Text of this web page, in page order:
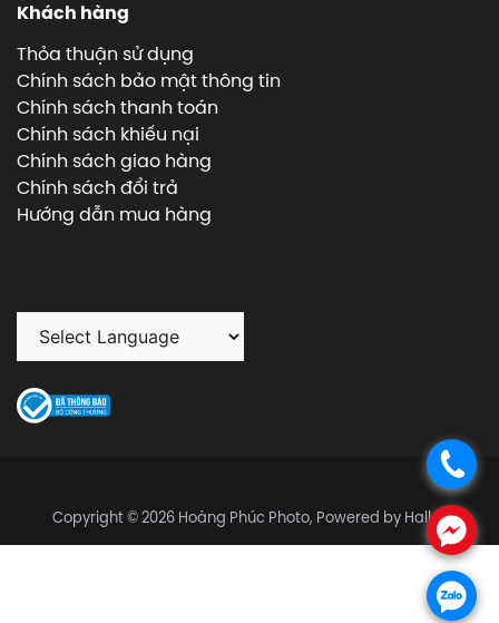
.
.
.
Khách hàng
Thỏa thuận sử dụng
Chính sách bảo mật thông tin
Chính sách thanh toán
Chính sách khiếu nại
Chính sách giao hàng
Chính sách đổi trả
Hướng dẫn mua hàng
Copyright © 2026 Hoàng Phúc Photo, Powered by Halley